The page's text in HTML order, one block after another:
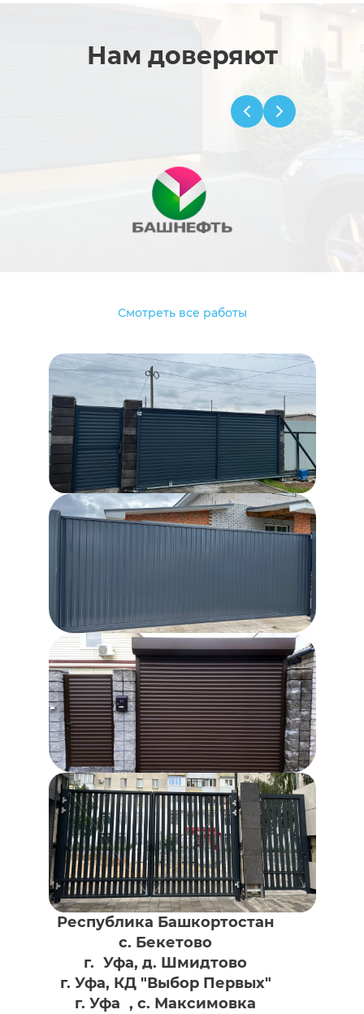
Нам доверяют
Смотреть все работы
Республика Башкортостан
с. Бекетово
г. Уфа, д. Шмидтово
г. Уфа, КД "Выбор Первых"
г. Уфа , с. Максимовка